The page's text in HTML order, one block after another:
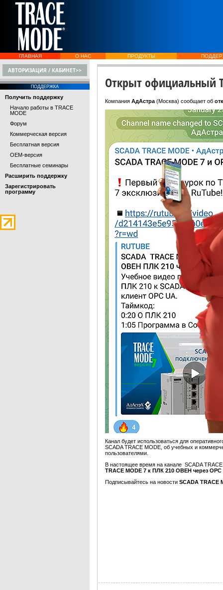
ГЛАВНАЯ О НАС ПРОДУКТЫ
АВТОРИЗАЦИЯ / КАБИНЕТ>>
ПОДДЕРЖКА
Получить поддержку
Начало работы в TRACE
MODE
Форум
Коммерческая версия
Бесплатная версия
OEM-версия
Бесплатные семинары
Расширить поддержку
Зарегистрировать
программу
Открыт официальный
Компания АдАстра (Москва) сообщает об
Канал будет использоваться для
SCADA TRACE MODE, об учебных и
пользователями.
В настоящее время на канале SCADA
TRACE MODE 7 к ПЛК 210 ОВЕН через OPC
Подписывайтесь на новости SCADA TRACE